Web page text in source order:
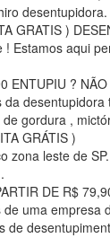
desentupidora.
GRATIS )
aqui
ENTUPIU ?
gordura ,
GRÁTIS )
leste de
DE R$
uma